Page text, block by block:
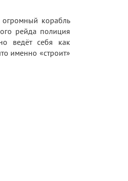
огромный корабль
рейда полиция
ведёт себя как
именно «строит»